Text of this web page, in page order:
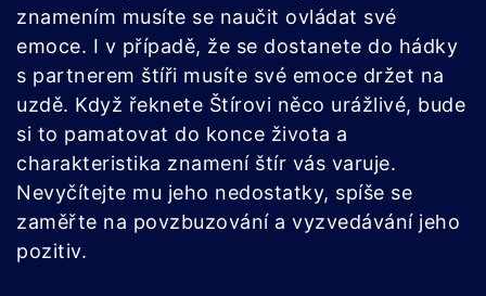
znamením musíte se naučit ovládat své
emoce. I v případě, že se dostanete do hádky
s partnerem štíři musíte své emoce držet na
uzdě. Když řeknete Štírovi něco urážlivé, bude
si to pamatovat do konce života a
charakteristika znamení štír vás varuje.
Nevyčítejte mu jeho nedostatky, spíše se
zaměřte na povzbuzování a vyzvedávání jeho
pozitiv.